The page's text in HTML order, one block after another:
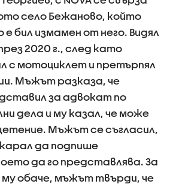
село Бежаново, който
бил измамен от него. Видял
2020 г., след като
с мотоциклет и претърпял
Мъжът разказа, че
за адвокат по
дела и му казал, че може
Мъжът се съгласил,
да подпише
да го представлява. За
обаче, мъжът твърди, че